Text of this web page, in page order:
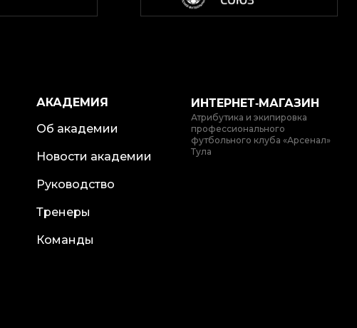
АКАДЕМИЯ
Об академии
Новости академии
Руководство
Тренеры
Команды
ИНТЕРНЕТ‑МАГАЗИН
Атрибутика и экипировка
профессионального
футбольного клуба «Арсенал»
Тула